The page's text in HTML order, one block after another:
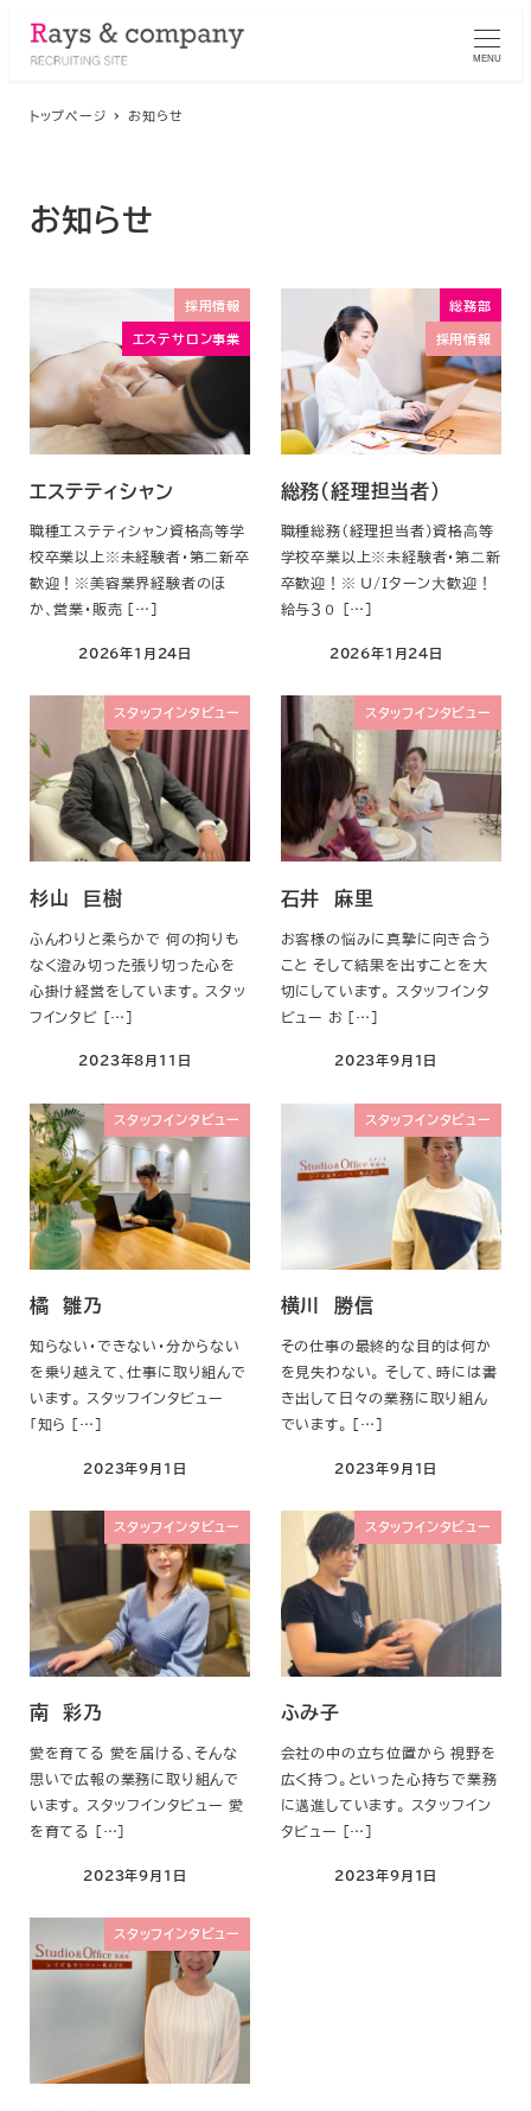
MENU
トップページ お知らせ
お知らせ
採用情報
エステサロン事業
エステティシャン
職種エステティシャン資格⾼等学
校卒業以上※未経験者・第⼆新卒
歓迎！※美容業界経験者のほ
か、営業・販売 […]
2026年1月24日
総務部
採用情報
総務（経理担当者）
職種総務（経理担当者）資格⾼等
学校卒業以上※未経験者・第⼆新
卒歓迎！※ U/Iターン⼤歓迎！
給与３０ […]
2026年1月24日
スタッフインタビュー
杉山 巨樹
ふんわりと柔らかで 何の拘りも
なく澄み切った張り切った心を
心掛け経営をしています。 スタッ
フインタビ […]
2023年8月11日
スタッフインタビュー
石井 麻里
お客様の悩みに真摯に向き合う
こと そして結果を出すことを大
切にしています。 スタッフインタ
ビュー お […]
2023年9月1日
スタッフインタビュー
橘 雛乃
知らない・できない・分からない
を乗り越えて、仕事に取り組んで
います。 スタッフインタビュー
「知ら […]
2023年9月1日
スタッフインタビュー
横川 勝信
その仕事の最終的な目的は何か
を見失わない。 そして、時には書
き出して日々の業務に取り組ん
でいます。 […]
2023年9月1日
スタッフインタビュー
南 彩乃
愛を育てる 愛を届ける、そんな
思いで広報の業務に取り組んで
います。 スタッフインタビュー 愛
を育てる […]
2023年9月1日
スタッフインタビュー
ふみ子
会社の中の立ち位置から 視野を
広く持つ。といった心持ちで業務
に邁進しています。 スタッフイン
タビュー […]
2023年9月1日
スタッフインタビュー